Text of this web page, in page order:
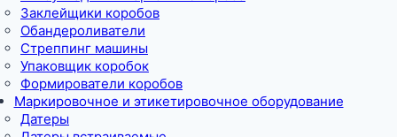
Заклейщики коробов
Обандероливатели
Стреппинг машины
Упаковщик коробок
Формирователи коробов
Маркировочное и этикетировочное оборудование
Датеры